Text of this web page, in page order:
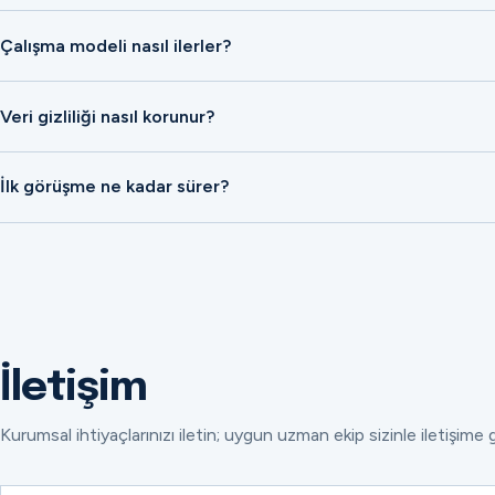
Çalışma modeli nasıl ilerler?
Veri gizliliği nasıl korunur?
İlk görüşme ne kadar sürer?
İletişim
Kurumsal ihtiyaçlarınızı iletin; uygun uzman ekip sizinle iletişime